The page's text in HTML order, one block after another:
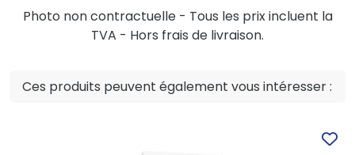
Photo non contractuelle - Tous les prix incluent la
TVA - Hors frais de livraison.
Ces produits peuvent également vous intéresser :